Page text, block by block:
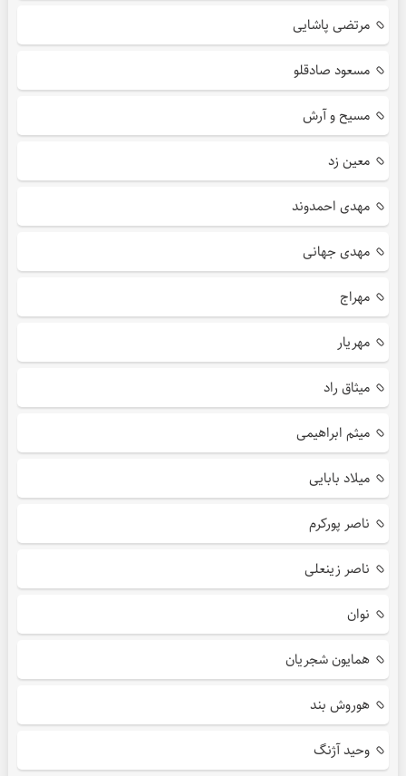
مرتضی پاشایی
مسعود صادقلو
مسیح و آرش
معین زد
مهدی احمدوند
مهدی جهانی
مهراج
مهریار
میثاق راد
میثم ابراهیمی
میلاد بابایی
ناصر پورکرم
ناصر زینعلی
نوان
همایون شجریان
هوروش بند
وحید آژنگ